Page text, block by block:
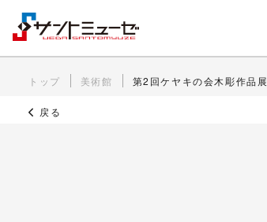
トップ 美術館 第2回ケヤキの会木彫作品展
戻る